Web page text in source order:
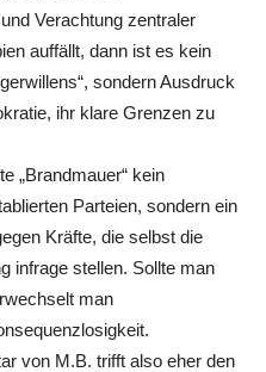
Verachtung zentraler
auffällt, dann ist es kein
sondern Ausdruck
ihr klare Grenzen zu
„Brandmauer“ kein
Parteien, sondern ein
Kräfte, die selbst die
infrage stellen. Sollte man
man
von M.B. trifft also eher den